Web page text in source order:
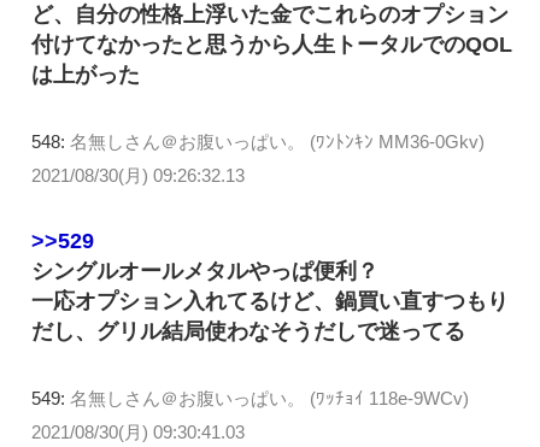
ど、自分の性格上浮いた金でこれらのオプション
付けてなかったと思うから人生トータルでのQOL
は上がった
548: 名無しさん＠お腹いっぱい。 (ﾜﾝﾄﾝｷﾝ MM36-0Gkv)
2021/08/30(月) 09:26:32.13
>>529
シングルオールメタルやっぱ便利？
一応オプション入れてるけど、鍋買い直すつもり
だし、グリル結局使わなそうだしで迷ってる
549: 名無しさん＠お腹いっぱい。 (ﾜｯﾁｮｲ 118e-9WCv)
2021/08/30(月) 09:30:41.03